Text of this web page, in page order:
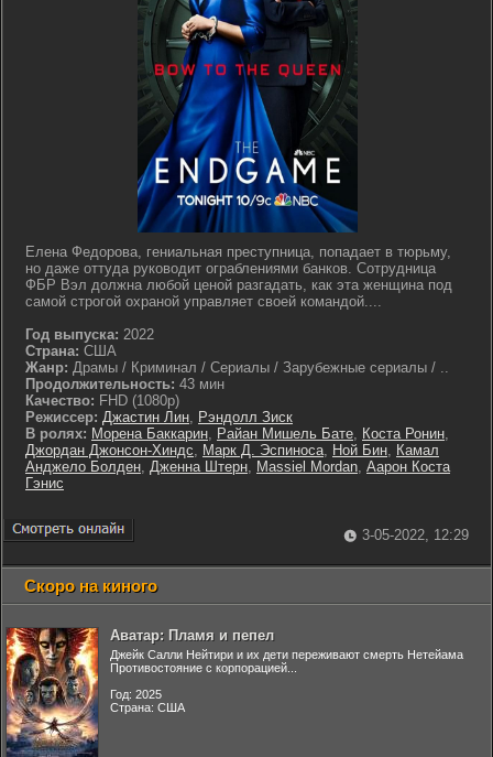
Елена Федорова, гениальная преступница, попадает в тюрьму,
но даже оттуда руководит ограблениями банков. Сотрудница
ФБР Вэл должна любой ценой разгадать, как эта женщина под
самой строгой охраной управляет своей командой....
Год выпуска: 2022
Страна: США
Жанр: Драмы / Криминал / Сериалы / Зарубежные сериалы / ..
Продолжительность: 43 мин
Качество: FHD (1080p)
Режиссер: Джастин Лин, Рэндолл Зиск
В ролях: Морена Баккарин, Райан Мишель Бате, Коста Ронин,
Джордан Джонсон-Хиндс, Марк Д. Эспиноса, Ной Бин, Камал
Анджело Болден, Дженна Штерн, Massiel Mordan, Аарон Коста
Гэнис
3-05-2022, 12:29
Скоро на киного
Аватар: Пламя и пепел
Джейк Салли Нейтири и их дети переживают смерть Нетейама
Противостояние с корпорацией...
Год: 2025
Страна: США